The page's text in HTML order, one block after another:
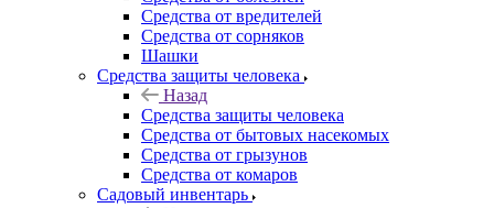
Средства от вредителей
Средства от сорняков
Шашки
Средства защиты человека
Назад
Средства защиты человека
Средства от бытовых насекомых
Средства от грызунов
Средства от комаров
Садовый инвентарь